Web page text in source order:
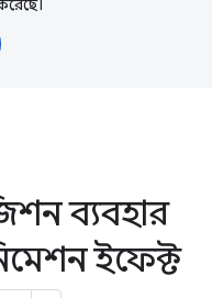
ব্যবহার
ইফেক্ট